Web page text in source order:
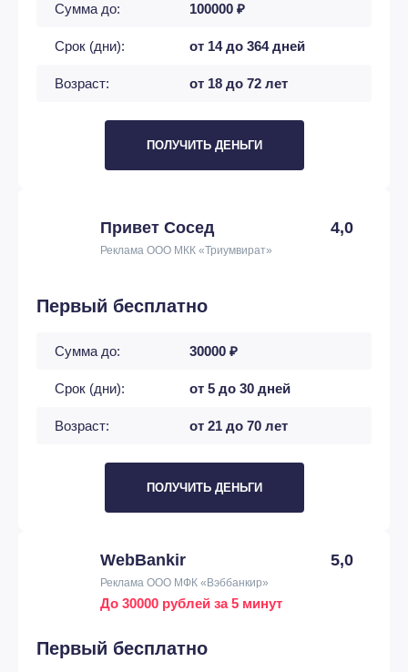
Сумма до: 100000 ₽
Срок (дни): от 14 до 364 дней
Возраст: от 18 до 72 лет
ПОЛУЧИТЬ ДЕНЬГИ
Привет Сосед 4,0
Реклама ООО МКК «Триумвират»
Первый бесплатно
Сумма до: 30000 ₽
Срок (дни): от 5 до 30 дней
Возраст: от 21 до 70 лет
ПОЛУЧИТЬ ДЕНЬГИ
WebBankir 5,0
Реклама ООО МФК «Вэббанкир»
До 30000 рублей за 5 минут
Первый бесплатно